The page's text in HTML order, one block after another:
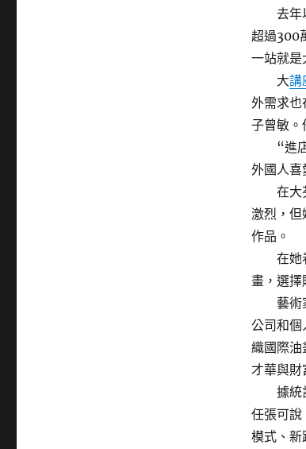
去年以
超過300
一站就是
大講
外需求也
子曾敏。
“進店
外國人喜
在大芬
激烈，但
作品。
在她看
畫，選擇
藝術家
公司和個
織國際
才華與財
據統計
任張可說
模式、新